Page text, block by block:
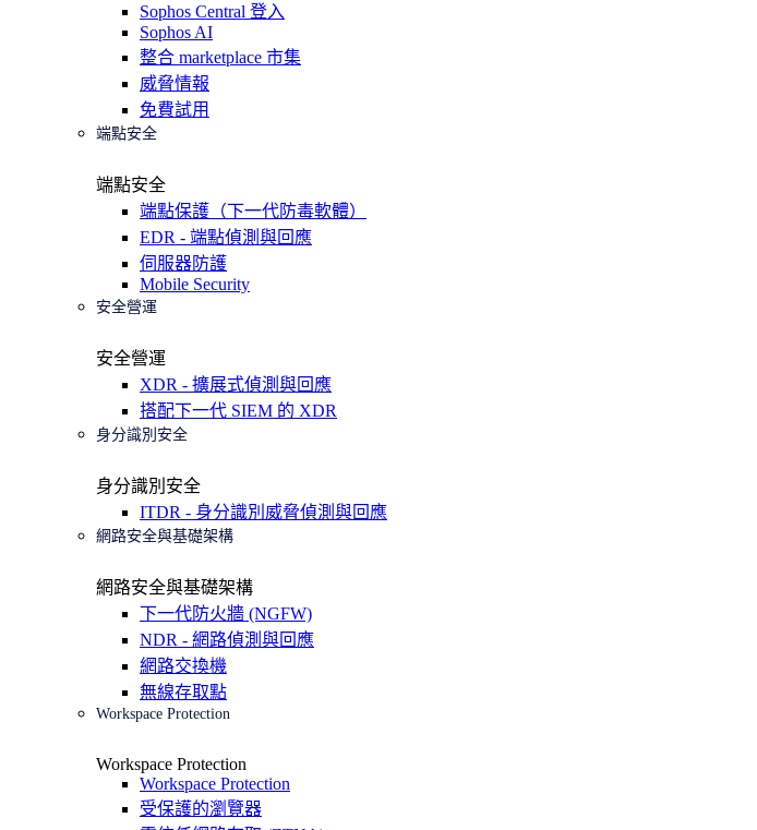
Sophos Central 登入
Sophos AI
整合 marketplace 市集
威脅情報
免費試用
端點安全
端點安全
端點保護（下一代防毒軟體）
EDR - 端點偵測與回應
伺服器防護
Mobile Security
安全營運
安全營運
XDR - 擴展式偵測與回應
搭配下一代 SIEM 的 XDR
身分識別安全
身分識別安全
ITDR - 身分識別威脅偵測與回應
網路安全與基礎架構
網路安全與基礎架構
下一代防火牆 (NGFW)
NDR - 網路偵測與回應
網路交換機
無線存取點
Workspace Protection
Workspace Protection
Workspace Protection
受保護的瀏覽器